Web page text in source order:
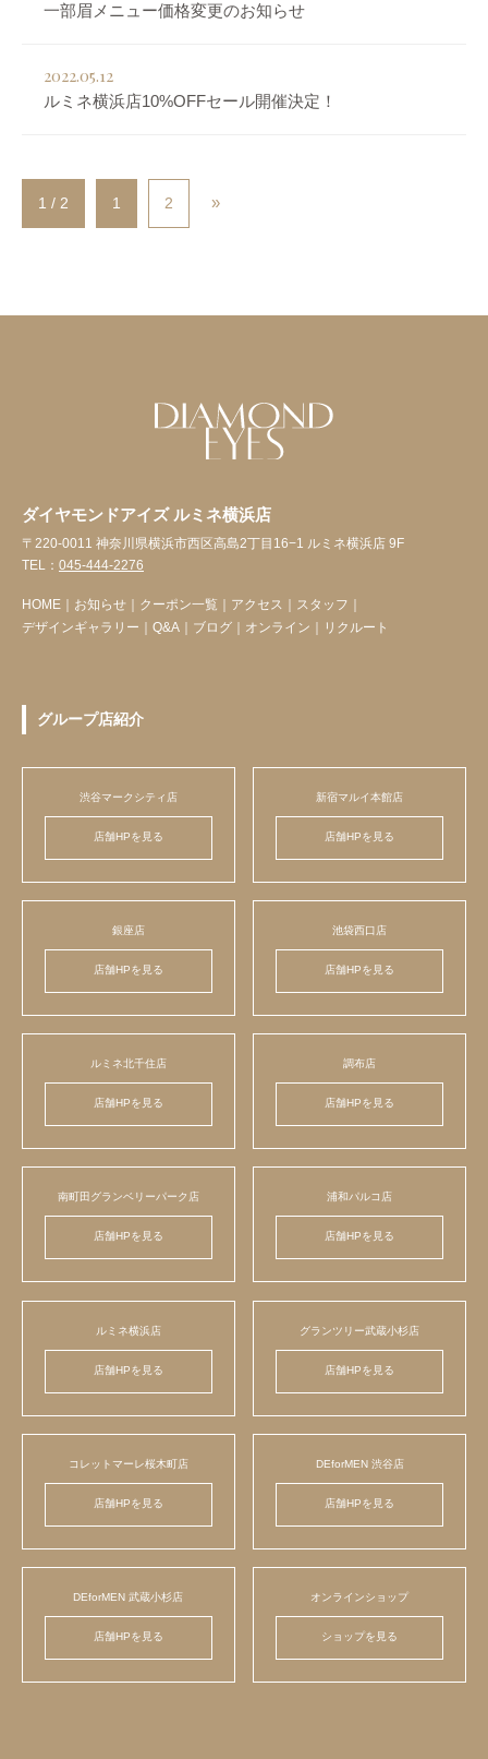
一部眉メニュー価格変更のお知らせ
2022.05.12
ルミネ横浜店10%OFFセール開催決定！
1 / 2 1 2 »
ダイヤモンドアイズ ルミネ横浜店
〒220-0011 神奈川県横浜市西区高島2丁目16−1 ルミネ横浜店 9F
TEL： 045-444-2276
HOME ｜ お知らせ ｜ クーポン一覧 ｜ アクセス ｜ スタッフ ｜
デザインギャラリー ｜ Q&A ｜ ブログ ｜ オンライン ｜ リクルート
グループ店紹介
渋谷マークシティ店
店舗HPを見る
新宿マルイ本館店
店舗HPを見る
銀座店
店舗HPを見る
池袋西口店
店舗HPを見る
ルミネ北千住店
店舗HPを見る
調布店
店舗HPを見る
南町田グランベリーパーク店
店舗HPを見る
浦和パルコ店
店舗HPを見る
ルミネ横浜店
店舗HPを見る
グランツリー武蔵小杉店
店舗HPを見る
コレットマーレ桜木町店
店舗HPを見る
DEforMEN 渋谷店
店舗HPを見る
DEforMEN 武蔵小杉店
店舗HPを見る
オンラインショップ
ショップを見る